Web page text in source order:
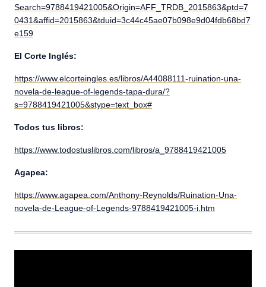
Search=9788419421005&Origin=AFF_TRDB_2015863&ptd=7
0431&affid=2015863&tduid=3c44c45ae07b098e9d04fdb68bd7
e159
El Corte Inglés:
https://www.elcorteingles.es/libros/A44088111-ruination-una-
novela-de-league-of-legends-tapa-dura/?
s=9788419421005&stype=text_box#
Todos tus libros:
https://www.todostuslibros.com/libros/a_9788419421005
Agapea:
https://www.agapea.com/Anthony-Reynolds/Ruination-Una-
novela-de-League-of-Legends-9788419421005-i.htm